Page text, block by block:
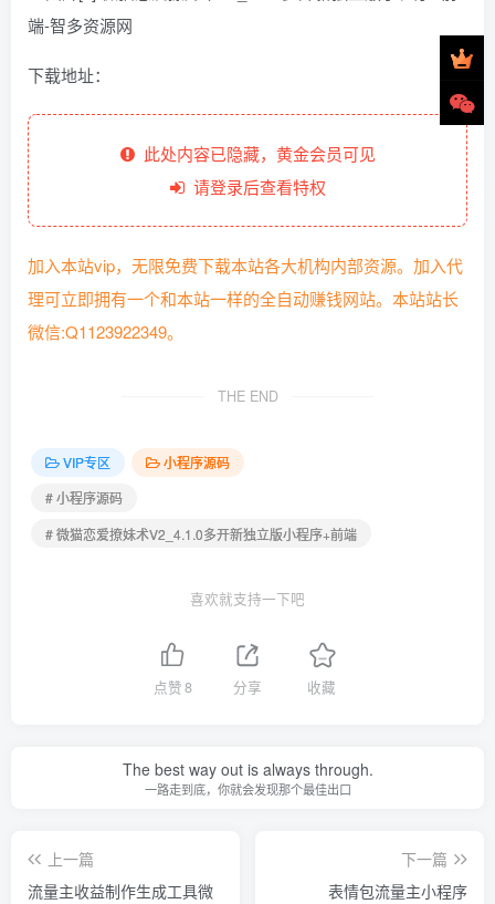
下载地址：
此处内容已隐藏，黄金会员可见
请登录后查看特权
加入本站vip，无限免费下载本站各大机构内部资源。加入代
理可立即拥有一个和本站一样的全自动赚钱网站。本站站长
微信:Q1123922349。
THE END
VIP专区
小程序源码
# 小程序源码
# 微猫恋爱撩妹术V2_4.1.0多开新独立版小程序+前端
喜欢就支持一下吧
点赞8 分享 收藏
The best way out is always through.
一路走到底，你就会发现那个最佳出口
上一篇
流量主收益制作生成工具微
下一篇
表情包流量主小程序